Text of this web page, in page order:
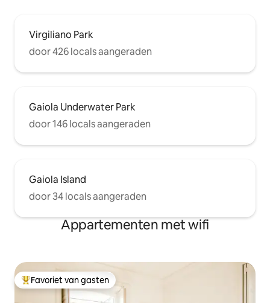
Virgiliano Park
door 426 locals aangeraden
Gaiola Underwater Park
door 146 locals aangeraden
Gaiola Island
door 34 locals aangeraden
Appartementen met wifi
Topfavoriet van gasten
Favoriet van gasten